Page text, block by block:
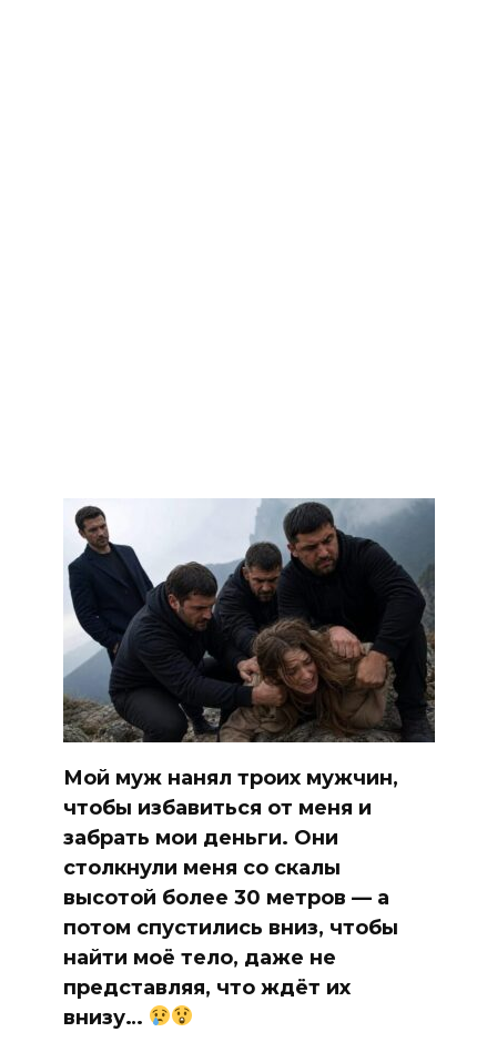
Мой муж нанял троих мужчин,
чтобы избавиться от меня и
забрать мои деньги. Они
столкнули меня со скалы
высотой более 30 метров — а
потом спустились вниз, чтобы
найти моё тело, даже не
представляя, что ждёт их
внизу…